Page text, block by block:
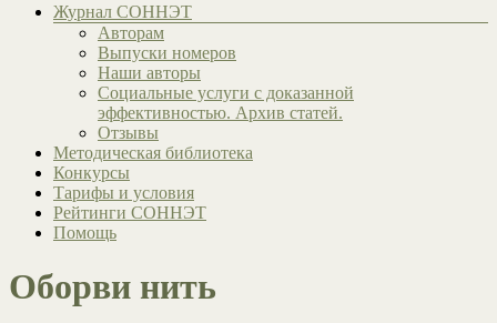
Журнал СОННЭТ
Авторам
Выпуски номеров
Наши авторы
Социальные услуги с доказанной
эффективностью. Архив статей.
Отзывы
Методическая библиотека
Конкурсы
Тарифы и условия
Рейтинги СОННЭТ
Помощь
Оборви нить